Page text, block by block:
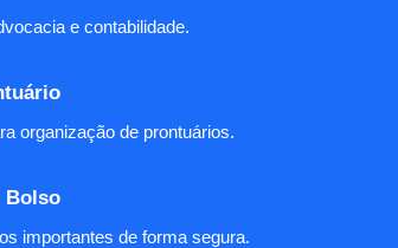
e contabilidade.
organização de prontuários.
Bolso
importantes de forma segura.